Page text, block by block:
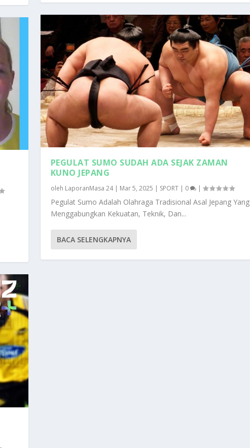
PEGULAT SUMO SUDAH ADA SEJAK ZAMAN
KUNO JEPANG
oleh LaporanMasa 24| Mar 5, 2025 | SPORT| 0 |
Pegulat Sumo Adalah Olahraga Tradisional Asal Jepang Yang
Menggabungkan Kekuatan, Teknik, Dan...
BACA SELENGKAPNYA